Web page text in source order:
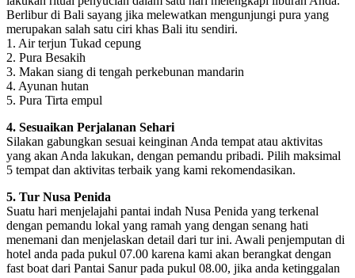
Berlibur di Bali sayang jika melewatkan mengunjungi pura yang
merupakan salah satu ciri khas Bali itu sendiri.
1. Air terjun Tukad cepung
2. Pura Besakih
3. Makan siang di tengah perkebunan mandarin
4. Ayunan hutan
5. Pura Tirta empul
4. Sesuaikan Perjalanan Sehari
Silakan gabungkan sesuai keinginan Anda tempat atau aktivitas
yang akan Anda lakukan, dengan pemandu pribadi. Pilih maksimal
5 tempat dan aktivitas terbaik yang kami rekomendasikan.
5. Tur Nusa Penida
Suatu hari menjelajahi pantai indah Nusa Penida yang terkenal
dengan pemandu lokal yang ramah yang dengan senang hati
menemani dan menjelaskan detail dari tur ini. Awali penjemputan di
hotel anda pada pukul 07.00 karena kami akan berangkat dengan
fast boat dari Pantai Sanur pada pukul 08.00, jika anda ketinggalan